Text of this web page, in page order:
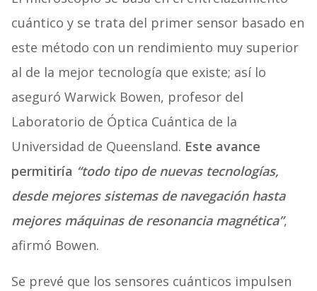
cuántico y se trata del primer sensor basado en
este método con un rendimiento muy superior
al de la mejor tecnología que existe; así lo
aseguró Warwick Bowen, profesor del
Laboratorio de Óptica Cuántica de la
Universidad de Queensland. Este avance
permitiría “todo tipo de nuevas tecnologías,
desde mejores sistemas de navegación hasta
mejores máquinas de resonancia magnética”,
afirmó Bowen.
Se prevé que los sensores cuánticos impulsen